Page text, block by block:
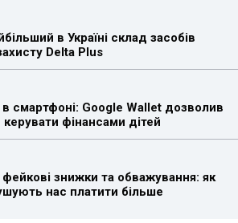
в Україні склад засобів
Delta Plus
в смартфоні: Google Wallet дозволив
фінансами дітей
фейкові знижки та обважування: як
нас платити більше